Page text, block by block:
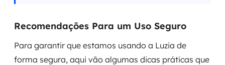
Recomendações Para um Uso Seguro
Para garantir que estamos usando a Luzia de
forma segura, aqui vão algumas dicas práticas que